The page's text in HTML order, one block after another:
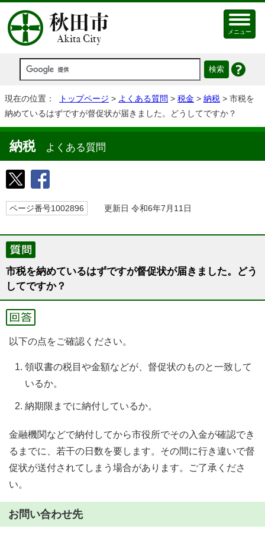
メニュー
現在の位置： トップページ > よくある質問 > 税金 > 納税 > 市税を
納めているはずですが督促状が届きました。どうしてですか？
納税よくある質問
ページ番号1002896 更新日 令和6年7月11日
市税を納めているはずですが督促状が届きました。どう
してですか？
以下の点をご確認ください。
領収書の税目や金額などが、督促状のものと一致して
いるか。
納期限までに納付しているか。
金融機関などで納付してから市役所でその入金が確認でき
るまでに、若干の日数を要します。その間に行き違いで督
促状が送付されてしまう場合があります。ご了承くださ
い。
お問い合わせ先